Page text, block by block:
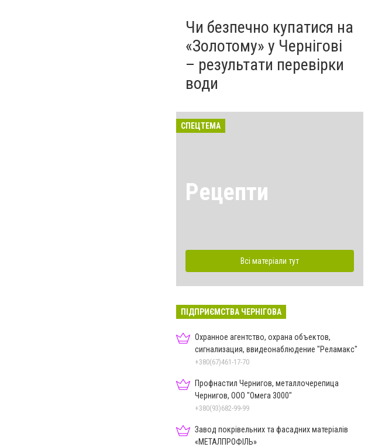
Чи безпечно купатися на
«Золотому» у Чернігові
– результати перевірки
води
СПЕЦТЕМА
Рецепти
Всі матеріали тут
ПІДПРИЄМСТВА ЧЕРНІГОВА
Охранное агентство, охрана объектов,
сигнализация, ввидеонаблюдение "Реламакс"
+380(67)461-17-70
Профнастил Чернигов, металлочерепица
Чернигов, ООО "Омега 3000"
+380(93)682-99-99
Завод покрівельних та фасадних матеріалів
«МЕТАЛПРОФІЛЬ»